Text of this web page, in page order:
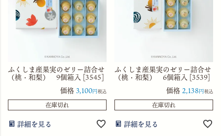
ふくしま産果実のゼリー詰合せ
（桃・和梨） 9個箱入 [3545]
価格3,100 税込
在庫切れ
詳細を見る
ふくしま産果実のゼリー詰合せ
（桃・和梨） 6個箱入 [3539]
価格2,138 税込
在庫切れ
詳細を見る